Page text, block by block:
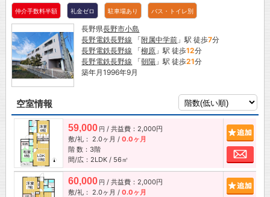
仲介手数料半額 礼金ゼロ 駐車場あり バス・トイレ別
長野県長野市小島
長野電鉄長野線 「附属中学前 」駅 徒歩7分
長野電鉄長野線 「柳原 」駅 徒歩12分
長野電鉄長野線 「朝陽 」駅 徒歩21分
築年月1996年9月
空室情報
59,000 円 / 共益費：2,000円
敷/礼： 2.0ヶ月 / 0.0ヶ月
階 数：3階
間/広：2LDK / 56㎡
お
60,000 円 / 共益費：2,000円
敷/礼： 2.0ヶ月 / 0.0ヶ月